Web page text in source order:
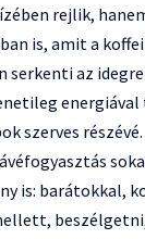
rejlik,
is, amit a
serkenti az
szerves részévé.
is: barátokkal,